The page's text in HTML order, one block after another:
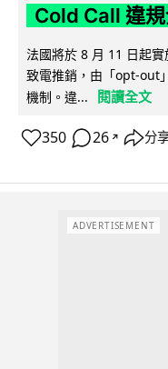
Cold Call 違
法國將於 8 月 11 日起
致電推銷，由「opt-out
機制。違...
閱讀全文
350 26 ↗ 分
ADVERTISEMENT